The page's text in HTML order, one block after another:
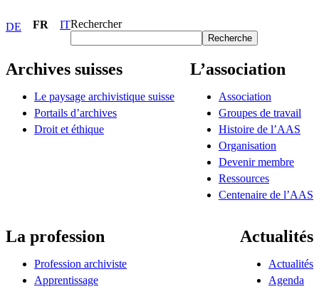
DE FR ITRechercher
Recherche
Archives suisses
Le paysage archivistique suisse
Portails d’archives
Droit et éthique
L’association
Association
Groupes de travail
Histoire de l’AAS
Organisation
Devenir membre
Ressources
Centenaire de l’AAS
La profession
Profession archiviste
Apprentissage
Actualités
Actualités
Agenda